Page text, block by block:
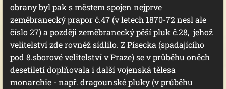
obrany byl pak s městem spojen nejprve
zeměbranecký prapor č.47 (v letech 1870-72 nesl ale
číslo 27) a později zeměbranecký pěší pluk č.28, jehož
velitelství zde rovněž sídlilo. Z Písecka (spadajícího
pod 8.sborové velitelství v Praze) se v průběhu oněch
desetiletí doplňovala i další vojenská tělesa
monarchie - např. dragounské pluky (v průběhu